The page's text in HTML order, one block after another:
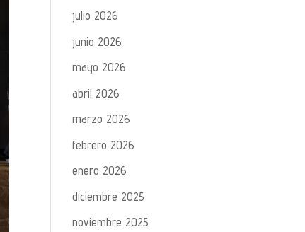
julio 2026
junio 2026
mayo 2026
abril 2026
marzo 2026
febrero 2026
enero 2026
diciembre 2025
noviembre 2025